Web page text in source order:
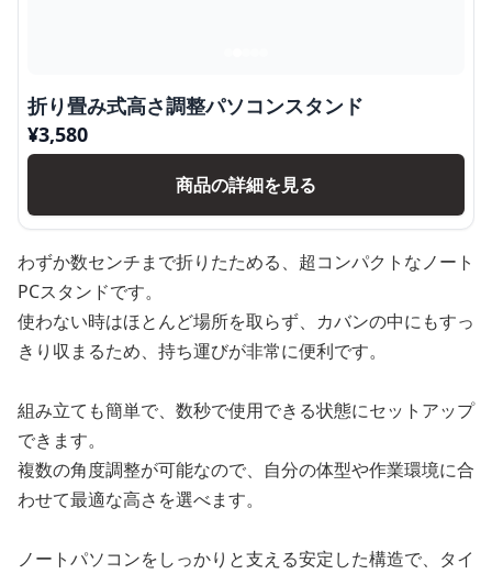
折り畳み式高さ調整パソコンスタンド
¥3,580
商品の詳細を見る
わずか数センチまで折りたためる、超コンパクトなノート
PCスタンドです。
使わない時はほとんど場所を取らず、カバンの中にもすっ
きり収まるため、持ち運びが非常に便利です。
組み立ても簡単で、数秒で使用できる状態にセットアップ
できます。
複数の角度調整が可能なので、自分の体型や作業環境に合
わせて最適な高さを選べます。
ノートパソコンをしっかりと支える安定した構造で、タイ